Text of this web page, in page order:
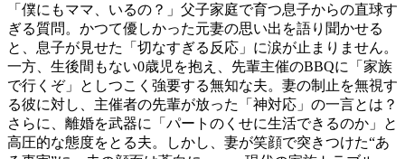
「僕にもママ、いるの？」父子家庭で育つ息子からの直球す
ぎる質問。かつて優しかった元妻の思い出を語り聞かせる
と、息子が見せた「切なすぎる反応」に涙が止まりません。
一方、生後間もない0歳児を抱え、先輩主催のBBQに「家族
で行くぞ」としつこく強要する無知な夫。妻の制止を無視す
る彼に対し、主催者の先輩が放った「神対応」の一言とは？
さらに、離婚を武器に「パートのくせに生活できるのか」と
高圧的な態度をとる夫。しかし、妻が笑顔で突きつけた“あ